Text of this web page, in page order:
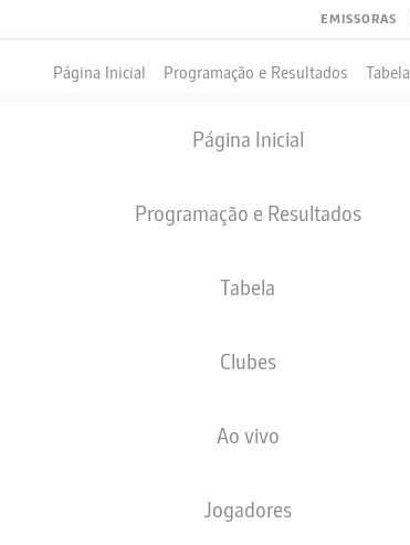
EMISSORAS
Página Inicial Programação e Resultados Tabela
Página Inicial
Programação e Resultados
Tabela
Clubes
Ao vivo
Jogadores
29.05.1999